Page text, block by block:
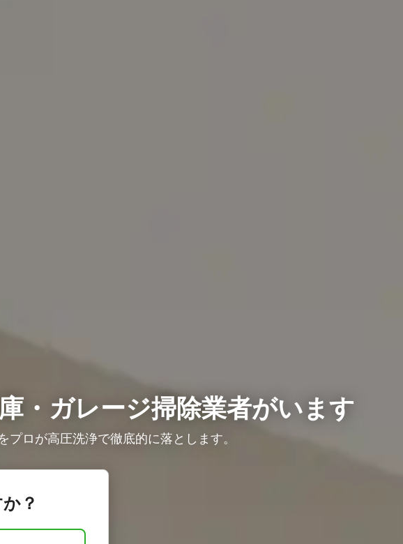
・ガレージ掃除業者がいます
ロが高圧洗浄で徹底的に落とします。
？